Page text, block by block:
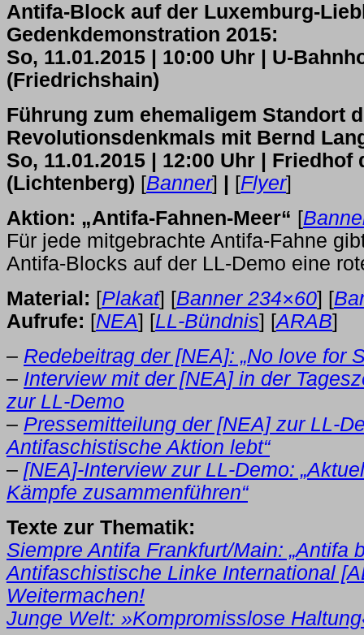
Antifa-Block auf der Luxemburg-
Gedenkdemonstration 2015:
So, 11.01.2015 | 10:00 Uhr | U-
(Friedrichshain)
Führung zum ehemaligem Standort
Revolutionsdenkmals mit Bernd
So, 11.01.2015 | 12:00 Uhr |
(Lichtenberg) [Banner] [Flyer]
Aktion: „Antifa-Fahnen-Meer“ [
Für jede mitgebrachte Antifa-Fahne
Antifa-Blocks auf der LL-Demo eine
Material: [Plakat] [Banner 234×60] [
Aufrufe: [NEA] [LL-Bündnis] [ARAB]
– Redebeitrag der [NEA]: „No love for
– Interview mit der [NEA] in der
zur LL-Demo
– Pressemitteilung der [NEA] zur LL-
Antifaschistische Aktion lebt“
– [NEA]-Interview zur LL-Demo:
Kämpfe zusammenführen“
Texte zur Thematik:
Siempre Antifa Frankfurt/Main: „Antifa
Antifaschistische Linke International
Weitermachen!
Junge Welt: »Kompromisslose